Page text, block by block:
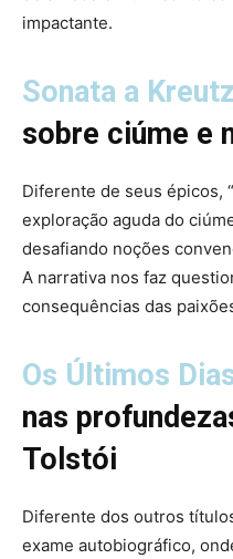
impactante.
Sonata a
sobre ciúme e
Diferente de seus épicos,
exploração aguda do
desafiando noções
A narrativa nos faz
consequências das
Os Últimos
nas
Tolstói
Diferente dos outros
exame autobiográfico,